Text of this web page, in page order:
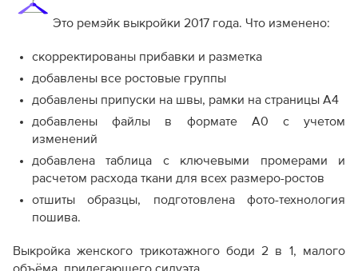
Дополнение к технологии пошива
Как распечатывать выкройки
Это ремэйк выкройки 2017 года. Что изменено:
скорректированы прибавки и разметка
добавлены все ростовые группы
добавлены припуски на швы, рамки на страницы А4
добавлены файлы в формате А0 с учетом
изменений
добавлена таблица с ключевыми промерами и
расчетом расхода ткани для всех размеро-ростов
отшиты образцы, подготовлена фото-технология
пошива.
Выкройка женского трикотажного боди 2 в 1, малого